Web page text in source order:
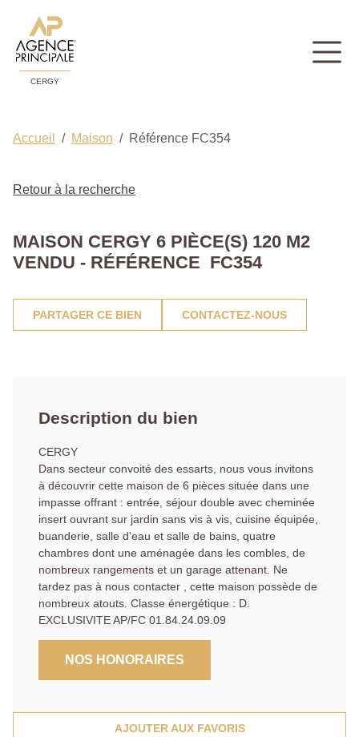
CERGY
Accueil Maison Référence FC354
Retour à la recherche
MAISON CERGY 6 PIÈCE(S) 120 M2
VENDU - RÉFÉRENCE FC354
PARTAGER CE BIEN CONTACTEZ-NOUS
Description du bien
CERGY
Dans secteur convoité des essarts, nous vous invitons
à découvrir cette maison de 6 pièces située dans une
impasse offrant : entrée, séjour double avec cheminée
insert ouvrant sur jardin sans vis à vis, cuisine équipée,
buanderie, salle d'eau et salle de bains, quatre
chambres dont une aménagée dans les combles, de
nombreux rangements et un garage attenant. Ne
tardez pas à nous contacter , cette maison possède de
nombreux atouts. Classe énergétique : D.
EXCLUSIVITE AP/FC 01.84.24.09.09
NOS HONORAIRES
AJOUTER AUX FAVORIS